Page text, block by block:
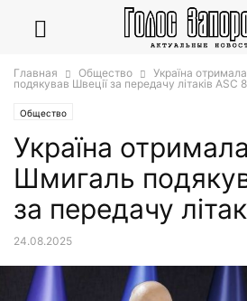
Главная Общество
Україна
подякував Швеції за передачу літаків ASC
Общество
Україна
Шмигаль
за передачу
24.08.2025